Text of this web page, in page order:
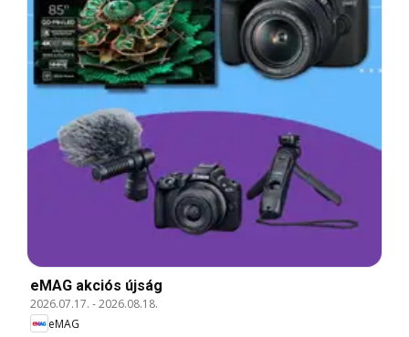
eMAG akciós újság
2026.07.17. -2026.08.18.
eMAG